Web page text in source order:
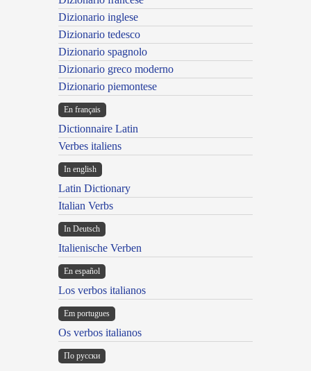
Dizionario inglese
Dizionario tedesco
Dizionario spagnolo
Dizionario greco moderno
Dizionario piemontese
En français
Dictionnaire Latin
Verbes italiens
In english
Latin Dictionary
Italian Verbs
In Deutsch
Italienische Verben
En español
Los verbos italianos
Em portugues
Os verbos italianos
По русски